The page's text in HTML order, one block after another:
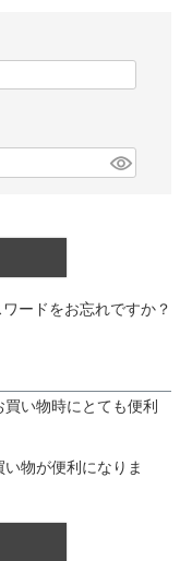
ードをお忘れですか？
い物時にとても便利
物が便利になりま